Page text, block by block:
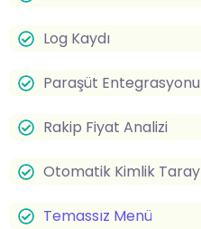
Log Kaydı
Paraşüt Entegrasyonu
Rakip Fiyat Analizi
Otomatik Kimlik
Temassız Menü